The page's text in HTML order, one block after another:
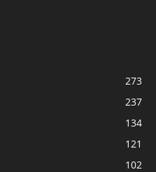
273
237
134
121
102